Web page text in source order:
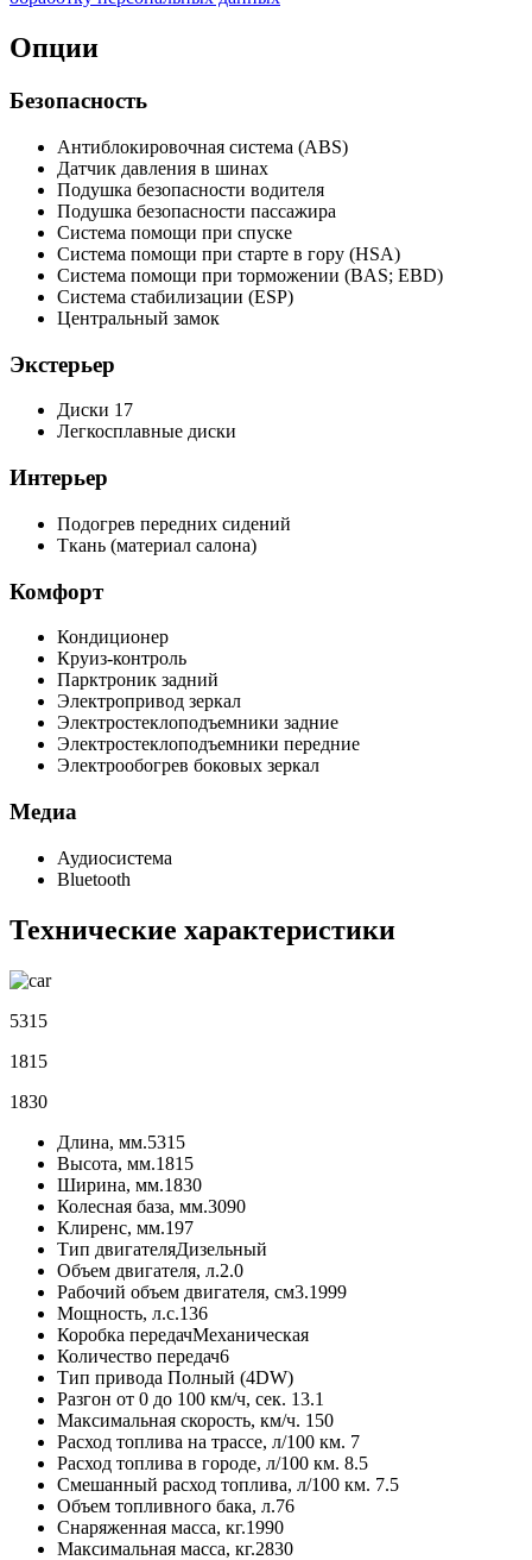
Опции
Безопасность
Антиблокировочная система (ABS)
Датчик давления в шинах
Подушка безопасности водителя
Подушка безопасности пассажира
Система помощи при спуске
Система помощи при старте в гору (HSA)
Система помощи при торможении (BAS; EBD)
Система стабилизации (ESP)
Центральный замок
Экстерьер
Диски 17
Легкосплавные диски
Интерьер
Подогрев передних сидений
Ткань (материал салона)
Комфорт
Кондиционер
Круиз-контроль
Парктроник задний
Электропривод зеркал
Электростеклоподъемники задние
Электростеклоподъемники передние
Электрообогрев боковых зеркал
Медиа
Аудиосистема
Bluetooth
Технические характеристики
5315
1815
1830
Длина, мм.5315
Высота, мм.1815
Ширина, мм.1830
Колесная база, мм.3090
Клиренс, мм.197
Тип двигателяДизельный
Объем двигателя, л.2.0
Рабочий объем двигателя, см3.1999
Мощность, л.с.136
Коробка передачМеханическая
Количество передач6
Тип привода Полный (4DW)
Разгон от 0 до 100 км/ч, сек. 13.1
Максимальная скорость, км/ч. 150
Расход топлива на трассе, л/100 км. 7
Расход топлива в городе, л/100 км. 8.5
Смешанный расход топлива, л/100 км. 7.5
Объем топливного бака, л.76
Снаряженная масса, кг.1990
Максимальная масса, кг.2830